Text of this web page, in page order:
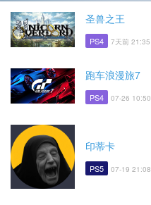
圣兽之王
PS4 7天前 21:35
跑车浪漫旅7
PS4 07-26 10:50
印蒂卡
PS5 07-19 21:08